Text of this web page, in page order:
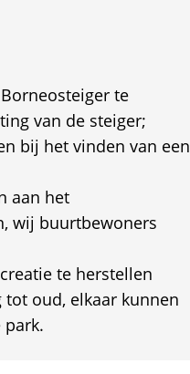
te
van de steiger;
bij het vinden van een
aan het
wij buurtbewoners
te herstellen
oud, elkaar kunnen